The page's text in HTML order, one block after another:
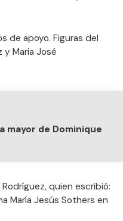
de apoyo. Figuras del
María José
mayor de Dominique
quien escribió:
María Jesús Sothers en